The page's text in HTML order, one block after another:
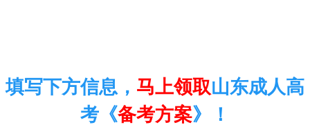
填写下方信息， 马上领取山东成人高
考《备考方案》！